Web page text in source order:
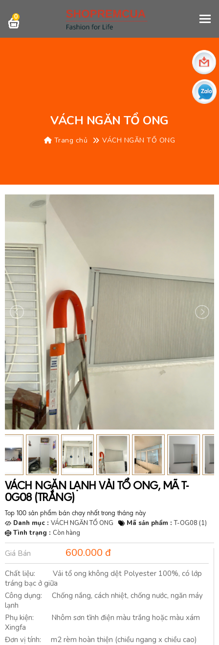
0
VÁCH NGĂN TỔ ONG
Trang chủ VÁCH NGĂN TỔ ONG
VÁCH NGĂN LẠNH VẢI TỔ ONG, MÃ T-
0G08 (TRẮNG)
Top 100 sản phẩm bán chạy nhất trong tháng này
Danh mục : VÁCH NGĂN TỔ ONG Mã sản phẩm :T-OG08 (1)
Tình trạng : Còn hàng
Giá Bán 600.000 đ
Chất liệu: Vải tổ ong không dệt Polyester 100%, có lớp
tráng bạc ở giữa
Công dụng: Chống nắng, cách nhiệt, chống nước, ngăn máy
lạnh
Phụ kiện: Nhôm sơn tĩnh điện màu trắng hoặc màu xám
Xingfa
Đơn vị tính: m2 rèm hoàn thiện (chiều ngang x chiều cao)